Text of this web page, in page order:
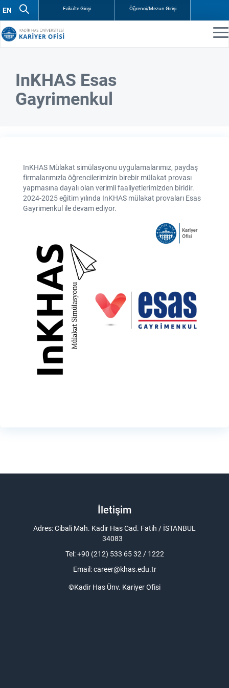
Fakülte Girişi Öğrenci/Mezun Girişi
InKHAS Esas
Gayrimenkul
InKHAS Mülakat simülasyonu uygulamalarımız, paydaş
firmalarımızla öğrencilerimizin birebir mülakat provası
yapmasına dayalı olan verimli faaliyetlerimizden biridir.
2024-2025 eğitim yılında InKHAS mülakat provaları Esas
Gayrimenkul ile devam ediyor.
İletişim
Adres: Cibali Mah. Kadir Has Cad. Fatih / İSTANBUL
34083
Tel: +90 (212) 533 65 32 / 1222
Email:career@khas.edu.tr
©Kadir Has Ünv. Kariyer Ofisi